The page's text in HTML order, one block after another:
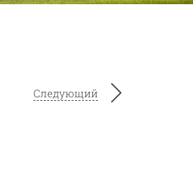
Следующий